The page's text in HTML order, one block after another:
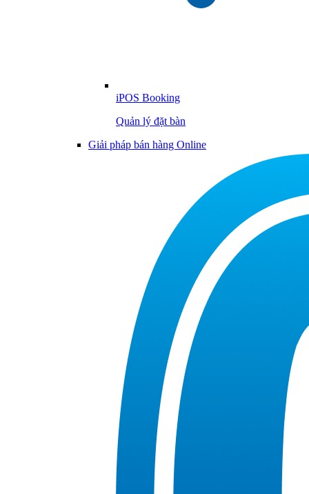
iPOS Booking
Quản lý đặt bàn
Giải pháp bán hàng Online